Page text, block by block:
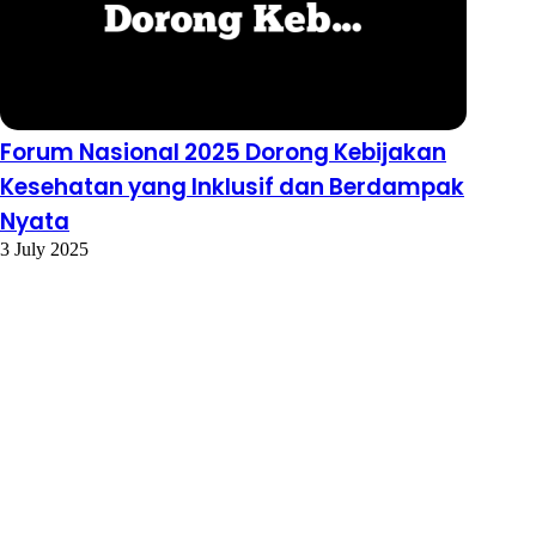
Forum Nasional 2025 Dorong Kebijakan
Kesehatan yang Inklusif dan Berdampak
Nyata
3 July 2025